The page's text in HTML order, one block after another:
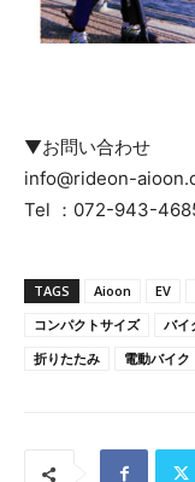
▼お問い合わせ
info@rideon-
Tel ：072-943-
TAGS Aioon EV
コンパクトサイズ
バイ
折りたたみ
電動バイク